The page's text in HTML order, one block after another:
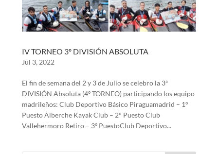
IV TORNEO 3º DIVISIÓN ABSOLUTA
Jul 3, 2022
El fin de semana del 2 y 3 de Julio se celebro la 3ª
DIVISIÓN Absoluta (4º TORNEO) participando los equipo
madrileños: Club Deportivo Básico Piraguamadrid – 1º
Puesto Alberche Kayak Club – 2° Puesto Club
Vallehermoro Retiro – 3º PuestoClub Deportivo...